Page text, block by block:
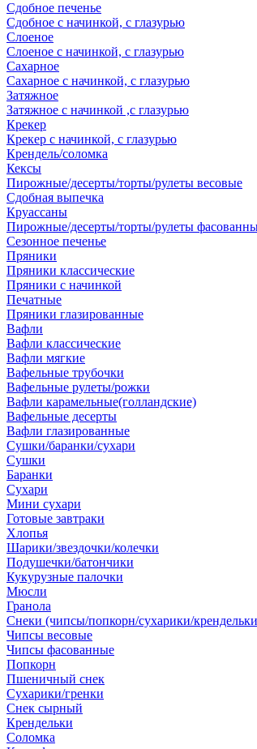
Сдобное печенье
Сдобное с начинкой, с глазурью
Слоеное
Слоеное с начинкой, с глазурью
Сахарное
Сахарное с начинкой, с глазурью
Затяжное
Затяжное с начинкой ,с глазурью
Крекер
Крекер с начинкой, с глазурью
Крендель/соломка
Кексы
Пирожные/десерты/торты/рулеты весовые
Сдобная выпечка
Круассаны
Пирожные/десерты/торты/рулеты
Сезонное печенье
Пряники
Пряники классические
Пряники с начинкой
Печатные
Пряники глазированные
Вафли
Вафли классические
Вафли мягкие
Вафельные трубочки
Вафельные рулеты/рожки
Вафли карамельные(голландские)
Вафельные десерты
Вафли глазированные
Сушки/баранки/сухари
Сушки
Баранки
Сухари
Мини сухари
Готовые завтраки
Хлопья
Шарики/звездочки/колечки
Подушечки/батончики
Кукурузные палочки
Мюсли
Гранола
Снеки (чипсы/попкорн/сухарики/
Чипсы весовые
Чипсы фасованные
Попкорн
Пшеничный снек
Сухарики/гренки
Снек сырный
Крендельки
Соломка